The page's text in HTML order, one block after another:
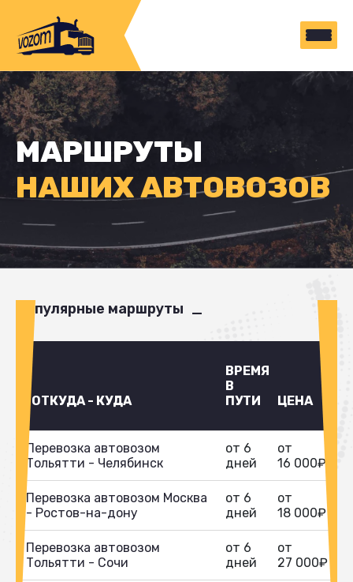
МАРШРУТЫ
НАШИХ АВТОВОЗОВ
Популярные маршруты
ОТКУДА - КУДА
ВРЕМЯ
В
ПУТИ
ЦЕНА
Перевозка автовозом
Тольятти - Челябинск
от 6
дней
от
16 000₽
Перевозка автовозом Москва
- Ростов-на-дону
от 6
дней
от
18 000₽
Перевозка автовозом
Тольятти - Сочи
от 6
дней
от
27 000₽